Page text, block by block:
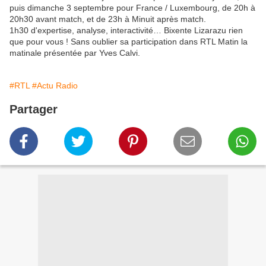
puis dimanche 3 septembre pour France / Luxembourg, de 20h à
20h30 avant match, et de 23h à Minuit après match.
1h30 d'expertise, analyse, interactivité… Bixente Lizarazu rien
que pour vous ! Sans oublier sa participation dans RTL Matin la
matinale présentée par Yves Calvi.
#RTL #Actu Radio
Partager